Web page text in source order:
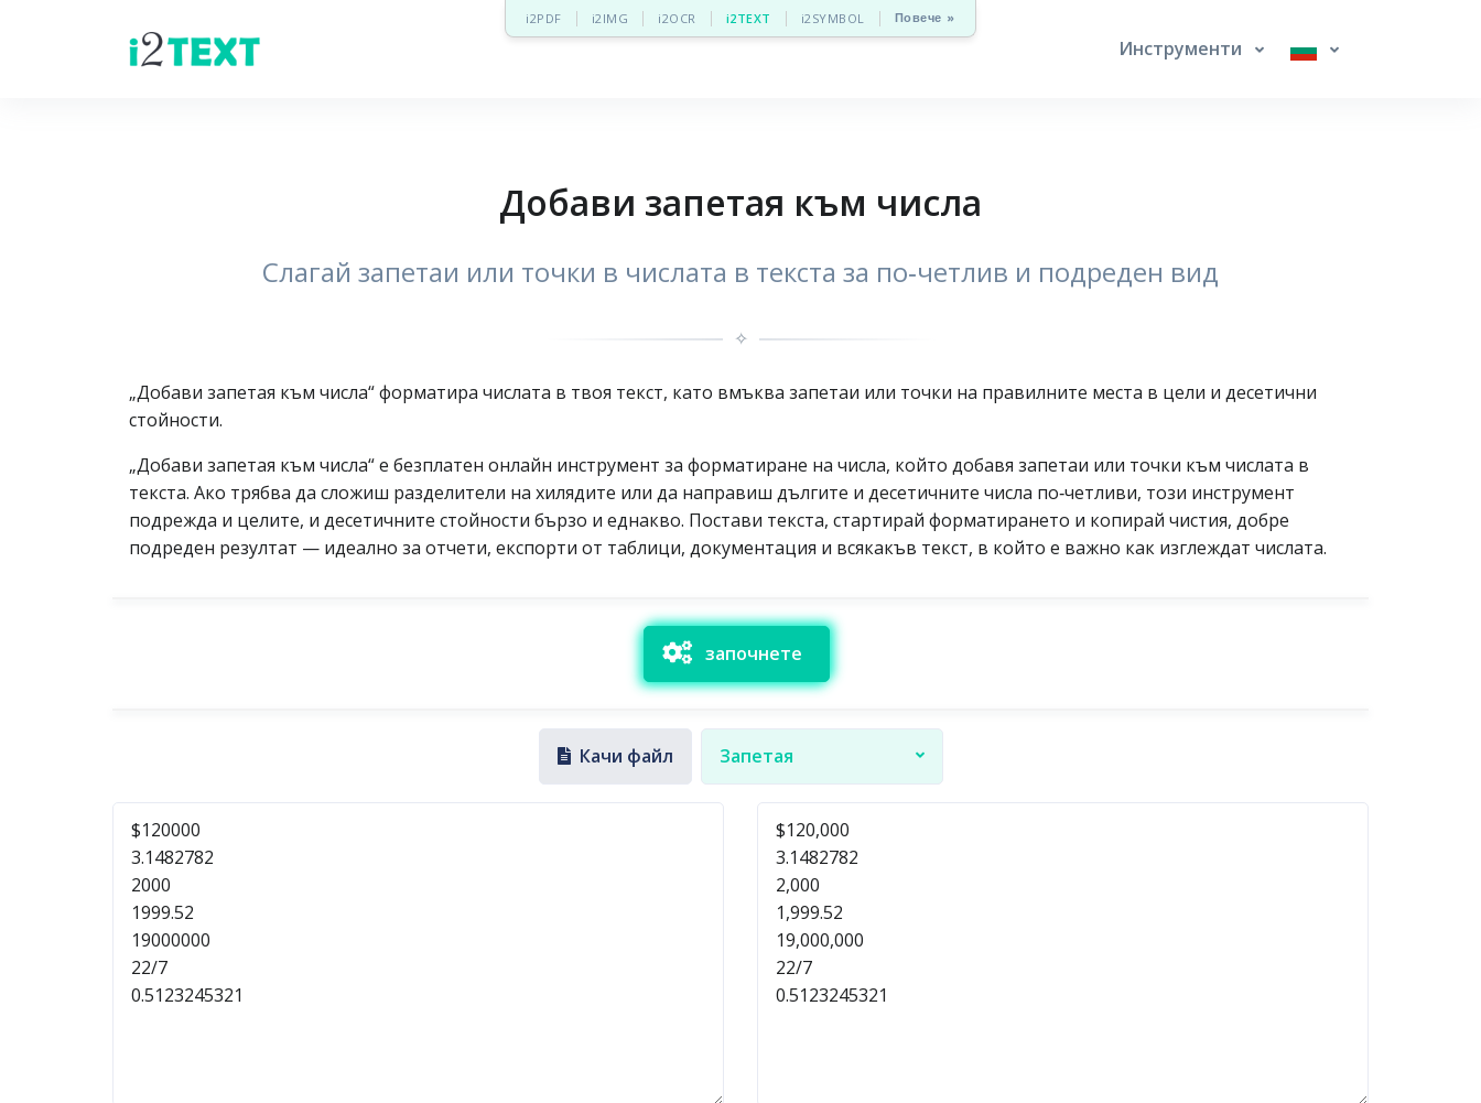
i2PDF i2IMG i2OCR i2TEXT i2SYMBOL Повече »
Инструменти
Добави запетая към числа
Слагай запетаи или точки в числата в текста за по‑четлив и подреден вид
✧
„Добави запетая към числа“ форматира числата в твоя текст, като вмъква запетаи или точки на правилните места в цели и десетични
стойности.
„Добави запетая към числа“ е безплатен онлайн инструмент за форматиране на числа, който добавя запетаи или точки към числата в
текста. Ако трябва да сложиш разделители на хилядите или да направиш дългите и десетичните числа по‑четливи, този инструмент
подрежда и целите, и десетичните стойности бързо и еднакво. Постави текста, стартирай форматирането и копирай чистия, добре
подреден резултат — идеално за отчети, експорти от таблици, документация и всякакъв текст, в който е важно как изглеждат числата.
започнете
Качи файл Запетая